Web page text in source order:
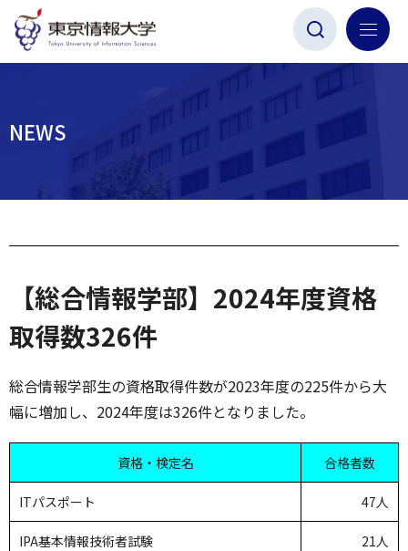
ー
ナ
シ
へ
カ
ビ
ョ
タ
NEWS
【総合情報学部】2024年度資格
取得数326件
総合情報学部生の資格取得件数が2023年度の225件から大
幅に増加し、2024年度は326件となりました。
資格・検定名 合格者数
ITパスポート 47人
IPA基本情報技術者試験 21人